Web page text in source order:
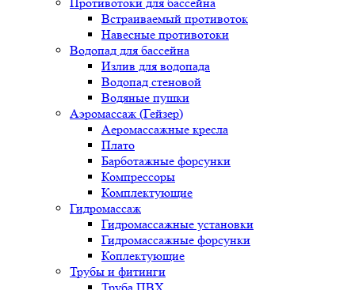
Встраиваемый противоток
Навесные противотоки
Водопад для бассейна
Излив для водопада
Водопад стеновой
Водяные пушки
Аэромассаж (Гейзер)
Аеромассажные кресла
Плато
Барботажные форсунки
Компрессоры
Комплектующие
Гидромассаж
Гидромассажные установки
Гидромассажные форсунки
Коплектующие
Трубы и фитинги